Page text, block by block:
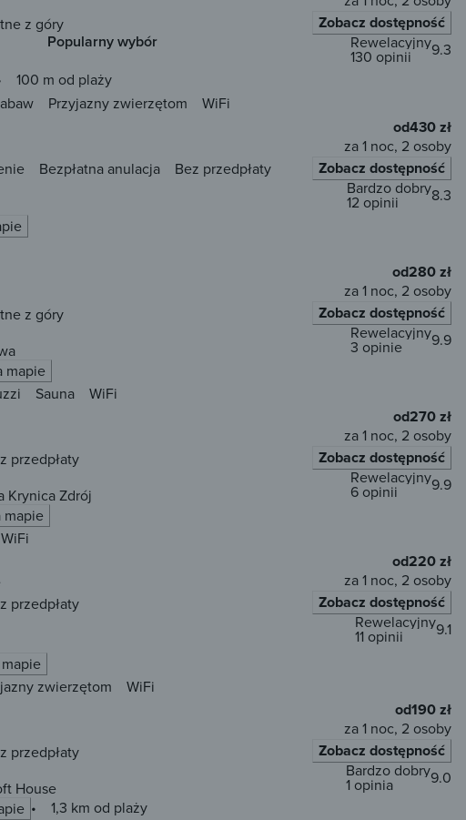
z góry
Zobacz dostępność
Popularny wybór
100 m od plaży
9.3
Rewelacyjny
130 opinii
Przyjazny zwierzętom
WiFi
Bezpłatna anulacja Bez przedpłaty
od430 zł
za 1 noc, 2 osoby
Zobacz dostępność
8.3
Bardzo dobry
12 opinii
z góry
od280 zł
za 1 noc, 2 osoby
Zobacz dostępność
mapie
9.9
Rewelacyjny
3 opinie
Sauna
WiFi
przedpłaty
od270 zł
za 1 noc, 2 osoby
Zobacz dostępność
Krynica Zdrój
mapie
9.9
Rewelacyjny
6 opinii
WiFi
przedpłaty
od220 zł
za 1 noc, 2 osoby
Zobacz dostępność
9.1
Rewelacyjny
11 opinii
zwierzętom
WiFi
przedpłaty
od190 zł
za 1 noc, 2 osoby
Zobacz dostępność
House
1,3 km od plaży
9.0
Bardzo dobry
1 opinia